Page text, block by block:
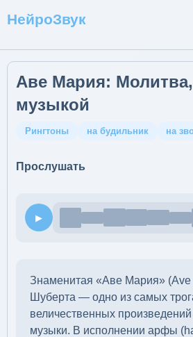
НейроЗвук
Аве Мария:
музыкой
Рингтоны на будильник на
Прослушать
▶
Знаменитая «Аве Мария»
Шуберта — одно из самых
величественных
музыки. В исполнении арфы